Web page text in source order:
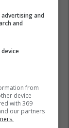
and
and
from
device
with 369
our partners